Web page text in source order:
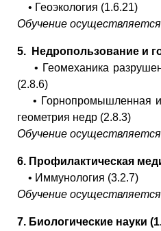
• Геоэкология (1.6.21)
Обучение
5.
Недропользование и
• Геомеханика
(2.8.6)
• Горнопромышленная и
геометрия недр (2.8.3)
Обучение
6. Профилактическая
• Иммунология (3.2.7)
Обучение
7. Биологические науки